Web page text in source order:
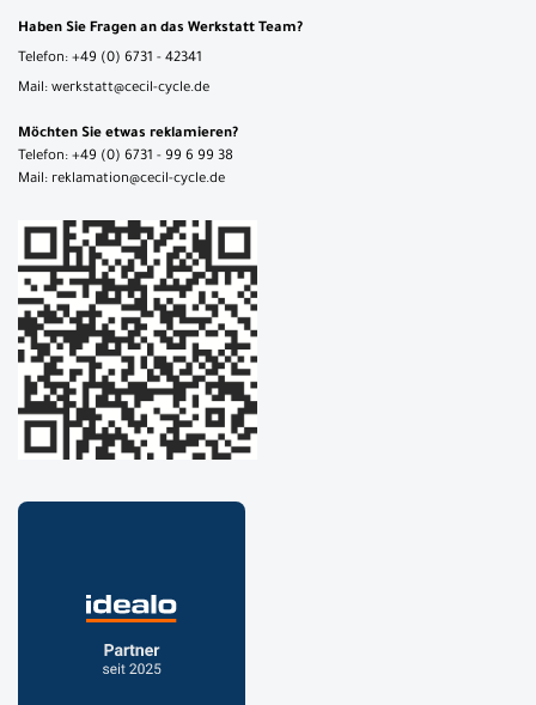
Haben Sie Fragen an das Werkstatt Team?
Telefon: +49 (0) 6731 - 42341
Mail: werkstatt@cecil-cycle.de
Möchten Sie etwas reklamieren?
Telefon: +49 (0) 6731 - 99 6 99 38
Mail: reklamation@cecil-cycle.de